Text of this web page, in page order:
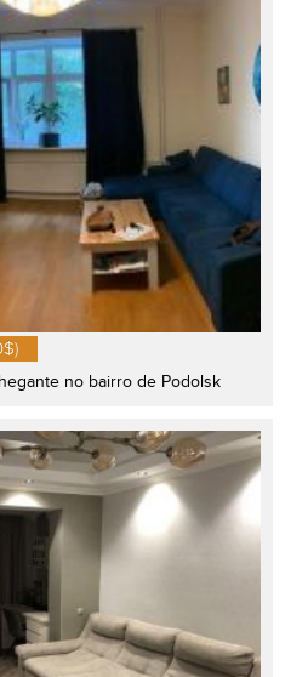
no bairro de Podolsk